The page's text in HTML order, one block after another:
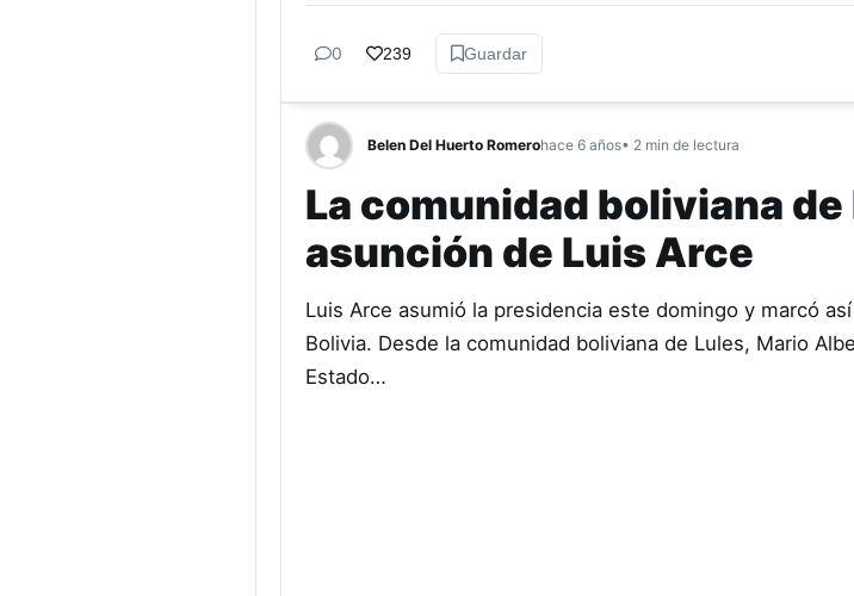
0 239 Guardar
Belen Del Huerto Romerohace 6 años• 2 min de lectura
La comunidad boliviana
asunción de Luis Arce
Luis Arce asumió la presidencia este domingo y marcó
Bolivia. Desde la comunidad boliviana de Lules, Mario
Estado…